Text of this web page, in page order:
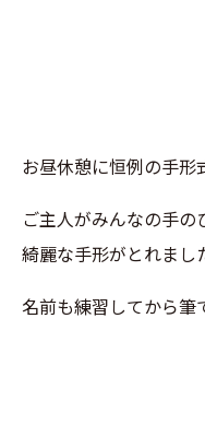
お昼休憩に恒例の手形
ご主人がみんなの手の
綺麗な手形がとれまし
名前も練習してから筆